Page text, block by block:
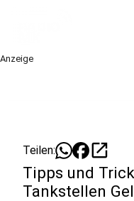
Anzeige
Teilen: open_in_new
Tipps und
Tankstellen